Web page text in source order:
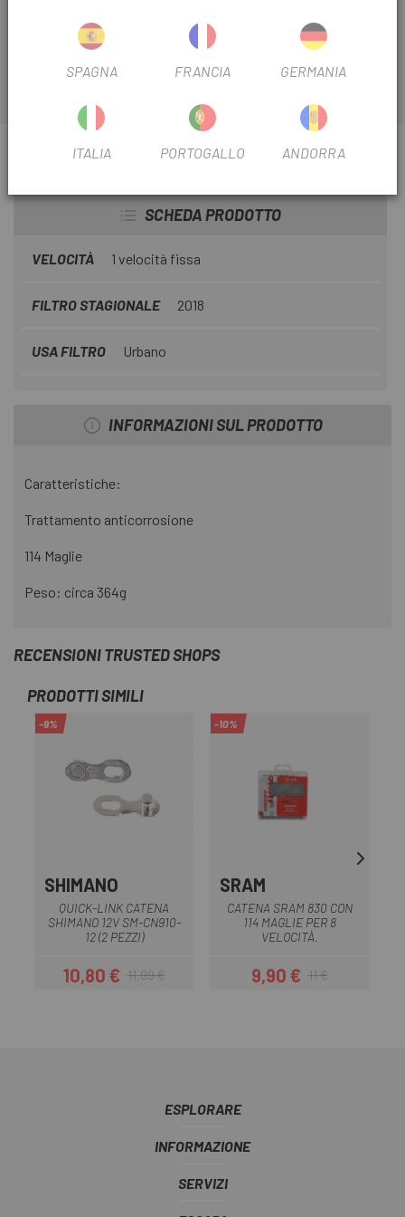
durevole.
INFORMAZIONI SU CATENA SHIMANO CN-NX10
SCHEDA PRODOTTO
VELOCITÀ 1 velocità fissa
FILTRO STAGIONALE 2018
USA FILTRO Urbano
INFORMAZIONI SUL PRODOTTO
Caratteristiche:
Trattamento anticorrosione
114 Maglie
Peso: circa 364g
RECENSIONI TRUSTED SHOPS
PRODOTTI SIMILI
-9%
SHIMANO
QUICK-LINK CATENA
SHIMANO 12V SM-CN910-
12 (2 PEZZI)
Prezzo
10,80 €Prezzo base
11,99 €
-10%
SRAM
CATENA SRAM 830 CON
114 MAGLIE PER 8
VELOCITÀ.
Prezzo
9,90 €Prezzo base
11 €
ESPLORARE
INFORMAZIONE
SERVIZI
SPAGNA FRANCIA GERMANIA
ITALIA PORTOGALLO ANDORRA